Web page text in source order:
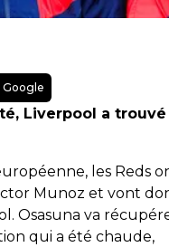
Liverpool a trouvé
les Reds
Munoz et vont
Osasuna va
qui a été chaude,